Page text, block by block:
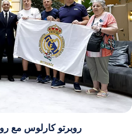
روبرتو كارلوس مع